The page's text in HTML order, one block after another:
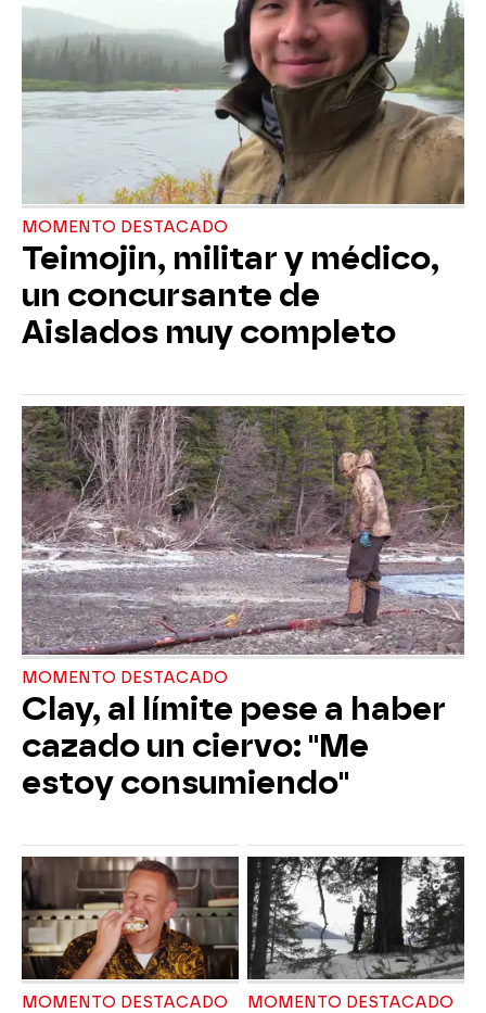
MOMENTO DESTACADO
Teimojin, militar y médico,
un concursante de
Aislados muy completo
MOMENTO DESTACADO
Clay, al límite pese a haber
cazado un ciervo: "Me
estoy consumiendo"
MOMENTO DESTACADO MOMENTO DESTACADO